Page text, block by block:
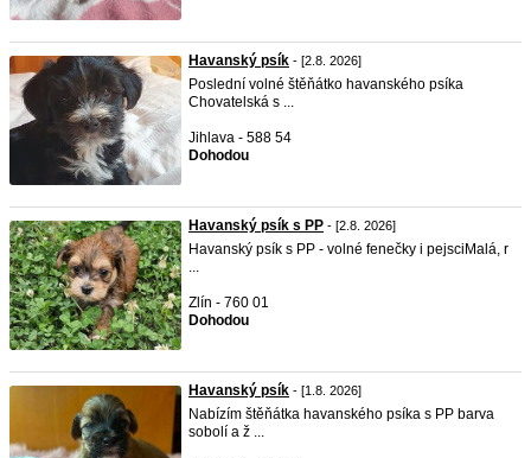
Havanský psík - [2.8. 2026]
Poslední volné štěňátko havanského psíka
Chovatelská s ...
Jihlava - 588 54
Dohodou
Havanský psík s PP - [2.8. 2026]
Havanský psík s PP - volné fenečky i pejsci ​Malá, r
...
Zlín - 760 01
Dohodou
Havanský psík - [1.8. 2026]
Nabízím štěňátka havanského psíka s PP barva
sobolí a ž ...